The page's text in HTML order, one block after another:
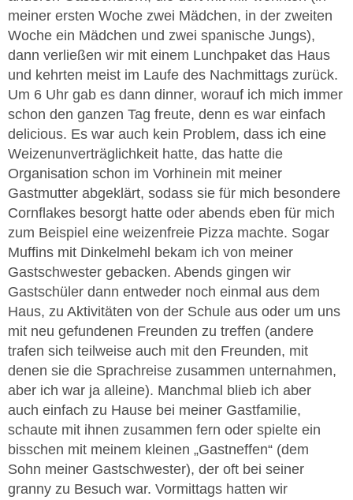
meiner ersten Woche zwei Mädchen, in der zweiten
Woche ein Mädchen und zwei spanische Jungs),
dann verließen wir mit einem Lunchpaket das Haus
und kehrten meist im Laufe des Nachmittags zurück.
Um 6 Uhr gab es dann dinner, worauf ich mich immer
schon den ganzen Tag freute, denn es war einfach
delicious. Es war auch kein Problem, dass ich eine
Weizenunverträglichkeit hatte, das hatte die
Organisation schon im Vorhinein mit meiner
Gastmutter abgeklärt, sodass sie für mich besondere
Cornflakes besorgt hatte oder abends eben für mich
zum Beispiel eine weizenfreie Pizza machte. Sogar
Muffins mit Dinkelmehl bekam ich von meiner
Gastschwester gebacken. Abends gingen wir
Gastschüler dann entweder noch einmal aus dem
Haus, zu Aktivitäten von der Schule aus oder um uns
mit neu gefundenen Freunden zu treffen (andere
trafen sich teilweise auch mit den Freunden, mit
denen sie die Sprachreise zusammen unternahmen,
aber ich war ja alleine). Manchmal blieb ich aber
auch einfach zu Hause bei meiner Gastfamilie,
schaute mit ihnen zusammen fern oder spielte ein
bisschen mit meinem kleinen „Gastneffen“ (dem
Sohn meiner Gastschwester), der oft bei seiner
granny zu Besuch war. Vormittags hatten wir